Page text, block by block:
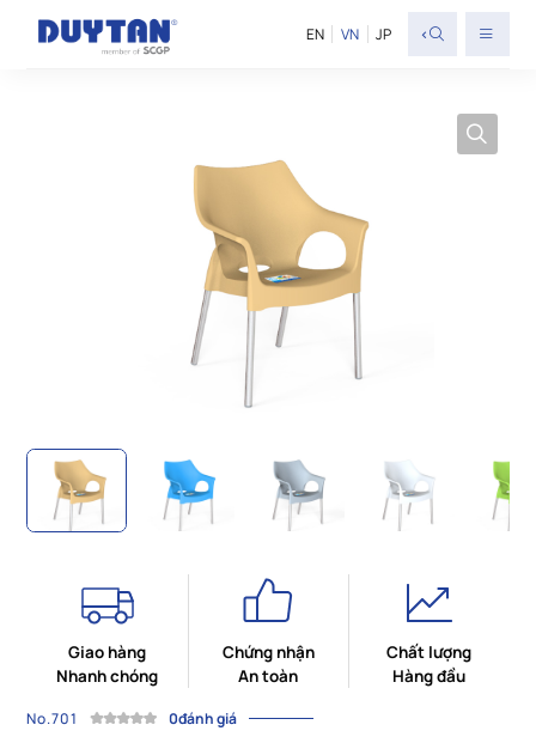
EN VN JP <
Giao hàng
Nhanh chóng
Chứng nhận
An toàn
Chất lượng
Hàng đầu
No.701 0đánh giá